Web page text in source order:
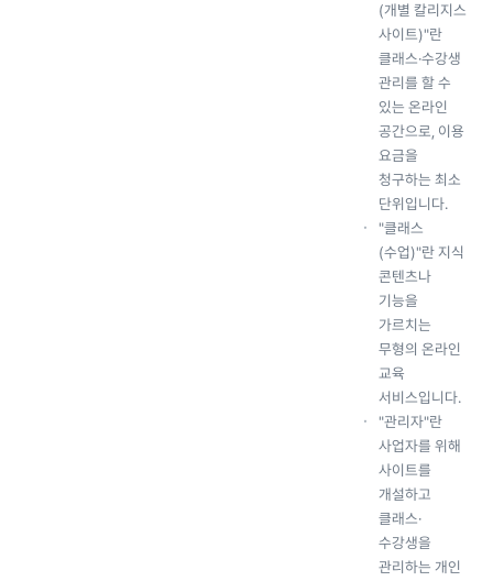
(개별 칼리지스
사이트)"란
클래스·수강생
관리를 할 수
있는 온라인
공간으로, 이용
요금을
청구하는 최소
단위입니다.
"클래스
(수업)"란 지식
콘텐츠나
기능을
가르치는
무형의 온라인
교육
서비스입니다.
"관리자"란
사업자를 위해
사이트를
개설하고
클래스·
수강생을
관리하는 개인